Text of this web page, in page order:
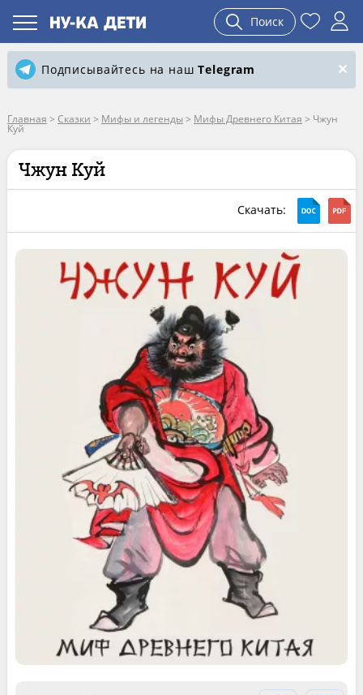
Поиск
Подписывайтесь на нашTelegram
Главная > Сказки > Мифы и легенды > Мифы Древнего Китая > Чжун
Куй
Чжун Куй
Скачать: